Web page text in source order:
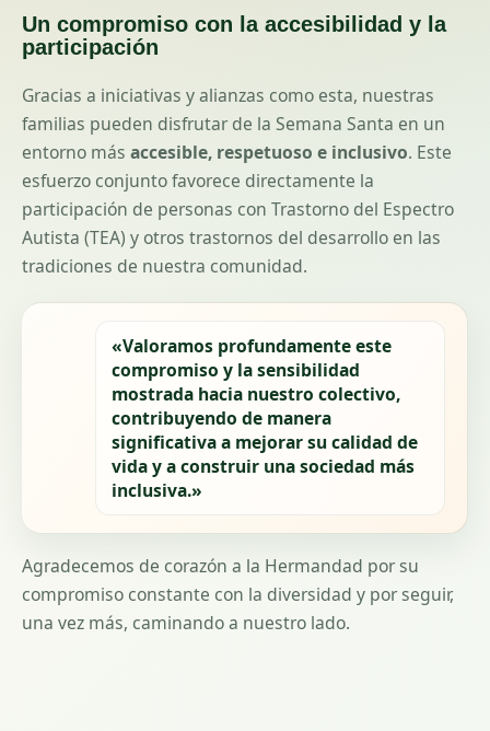
Un compromiso con la accesibilidad y la
participación
Gracias a iniciativas y alianzas como esta, nuestras
familias pueden disfrutar de la Semana Santa en un
entorno más accesible, respetuoso e inclusivo. Este
esfuerzo conjunto favorece directamente la
participación de personas con Trastorno del Espectro
Autista (TEA) y otros trastornos del desarrollo en las
tradiciones de nuestra comunidad.
«Valoramos profundamente este
compromiso y la sensibilidad
mostrada hacia nuestro colectivo,
contribuyendo de manera
significativa a mejorar su calidad de
vida y a construir una sociedad más
inclusiva.»
Agradecemos de corazón a la Hermandad por su
compromiso constante con la diversidad y por seguir,
una vez más, caminando a nuestro lado.